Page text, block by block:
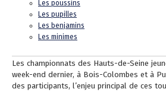
Les poussins
Les pupilles
Les benjamins
Les minimes
Les championnats des Hauts-de-Seine
week-end dernier, à Bois-Colombes et à
des participants, l’enjeu principal de ces